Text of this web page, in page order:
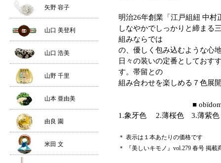
明治26年創業「江戸組紐 中
しなやかでしっかりと締まる
組みならでは
の、優しく包み込むような心
日々の装いの定番としておす
す。帯留との
組み合わせを楽しめる７色展
■ obïdome 提案
1.象牙色 2.薄桜色 3.薄紫
＊ 表示は１本あたりの価格です
＊ 『美しいキモノ』vol.279 春号 掲
矢野 容子
山口 美登利
山口 浩美
山野 千里
山本 亜由美
由良 園
米田 文